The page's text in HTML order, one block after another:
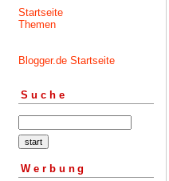
Startseite
Themen
Blogger.de Startseite
Suche
Werbung